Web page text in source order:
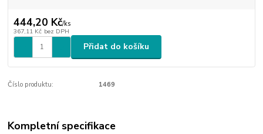
444,20 Kč/ks
367,11 Kč bez DPH
Přidat do košíku
Číslo produktu: 1469
Kompletní specifikace